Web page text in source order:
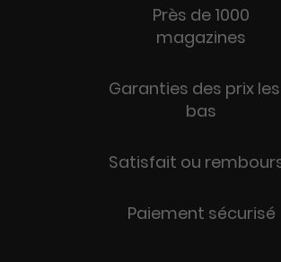
Près de 1000
magazines
Garanties des prix
bas
Satisfait ou
Paiement sécurisé